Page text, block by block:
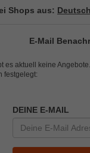
Shops aus:
E-Mail
es aktuell keine
festgelegt:
DEINE E-MAIL